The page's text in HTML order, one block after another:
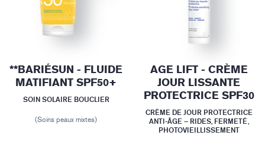
**BARIÉSUN - FLUIDE
MATIFIANT SPF50+
SOIN SOLAIRE BOUCLIER
(Soins peaux mixtes)
AGE LIFT - CRÈME
JOUR LISSANTE
PROTECTRICE SPF30
CRÈME DE JOUR PROTECTRICE
ANTI-ÂGE – RIDES, FERMETÉ,
PHOTOVIEILLISSEMENT